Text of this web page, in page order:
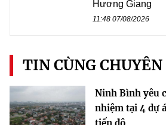
Hương Giang
11:48 07/08/2026
TIN CÙNG CHUYÊN
Ninh Bình yêu
nhiệm tại 4 dự